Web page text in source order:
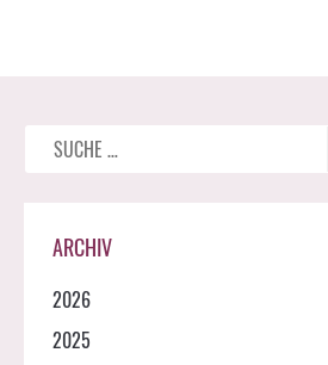
Suche
nach:
ARCHIV
2026
2025